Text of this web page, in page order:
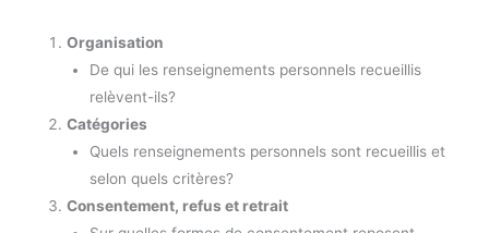
Organisation
De qui les renseignements personnels recueillis
relèvent-ils?
Catégories
Quels renseignements personnels sont recueillis et
selon quels critères?
Consentement, refus et retrait